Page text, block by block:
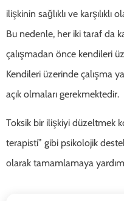
ilişkinin sağlıklı ve karşılıklı
Bu nedenle, her iki taraf da
çalışmadan önce kendileri
Kendileri üzerinde çalışma
açık olmaları gerekmektedir.
Toksik bir ilişkiyi düzeltmek
terapisti” gibi psikolojik
olarak tamamlamaya